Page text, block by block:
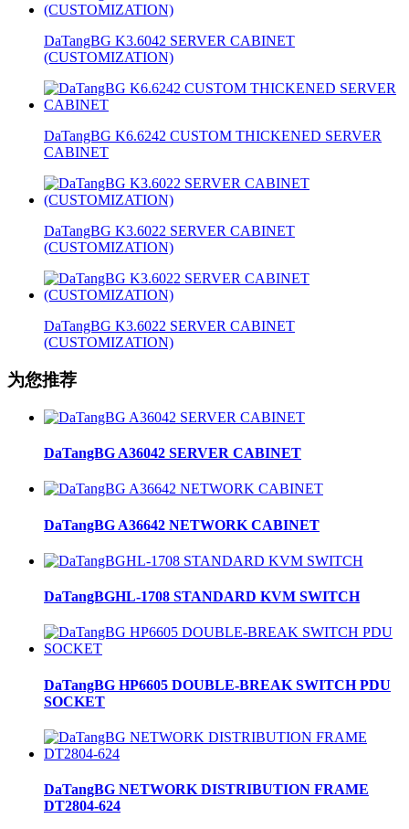
DaTangBG K3.6042 SERVER CABINET
(CUSTOMIZATION)
DaTangBG K6.6242 CUSTOM THICKENED SERVER
CABINET
DaTangBG K3.6022 SERVER CABINET
(CUSTOMIZATION)
DaTangBG K3.6022 SERVER CABINET
(CUSTOMIZATION)
为您推荐
DaTangBG A36042 SERVER CABINET
DaTangBG A36642 NETWORK CABINET
DaTangBGHL-1708 STANDARD KVM SWITCH
DaTangBG HP6605 DOUBLE-BREAK SWITCH PDU
SOCKET
DaTangBG NETWORK DISTRIBUTION FRAME
DT2804-624